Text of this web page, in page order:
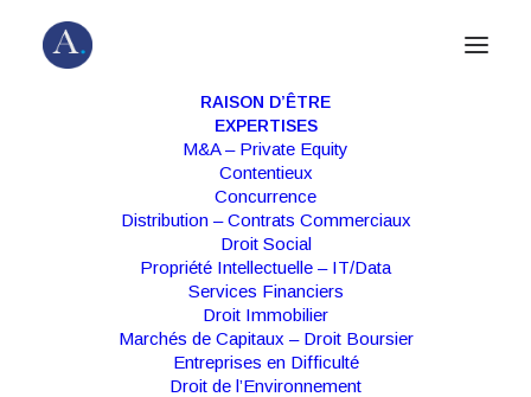
RAISON D’ÊTRE
EXPERTISES
M&A – Private Equity
Contentieux
Concurrence
Distribution – Contrats Commerciaux
Droit Social
Propriété Intellectuelle – IT/Data
Services Financiers
Droit Immobilier
Marchés de Capitaux – Droit Boursier
Entreprises en Difficulté
Droit de l’Environnement
PROPRIÉTÉ INTELLECTUELLE – IT /
, PUBLICATION |
20 JUILLET
Le Cloud Act: Origines et
Conséquences », Expertise des
Systèmes d’Information